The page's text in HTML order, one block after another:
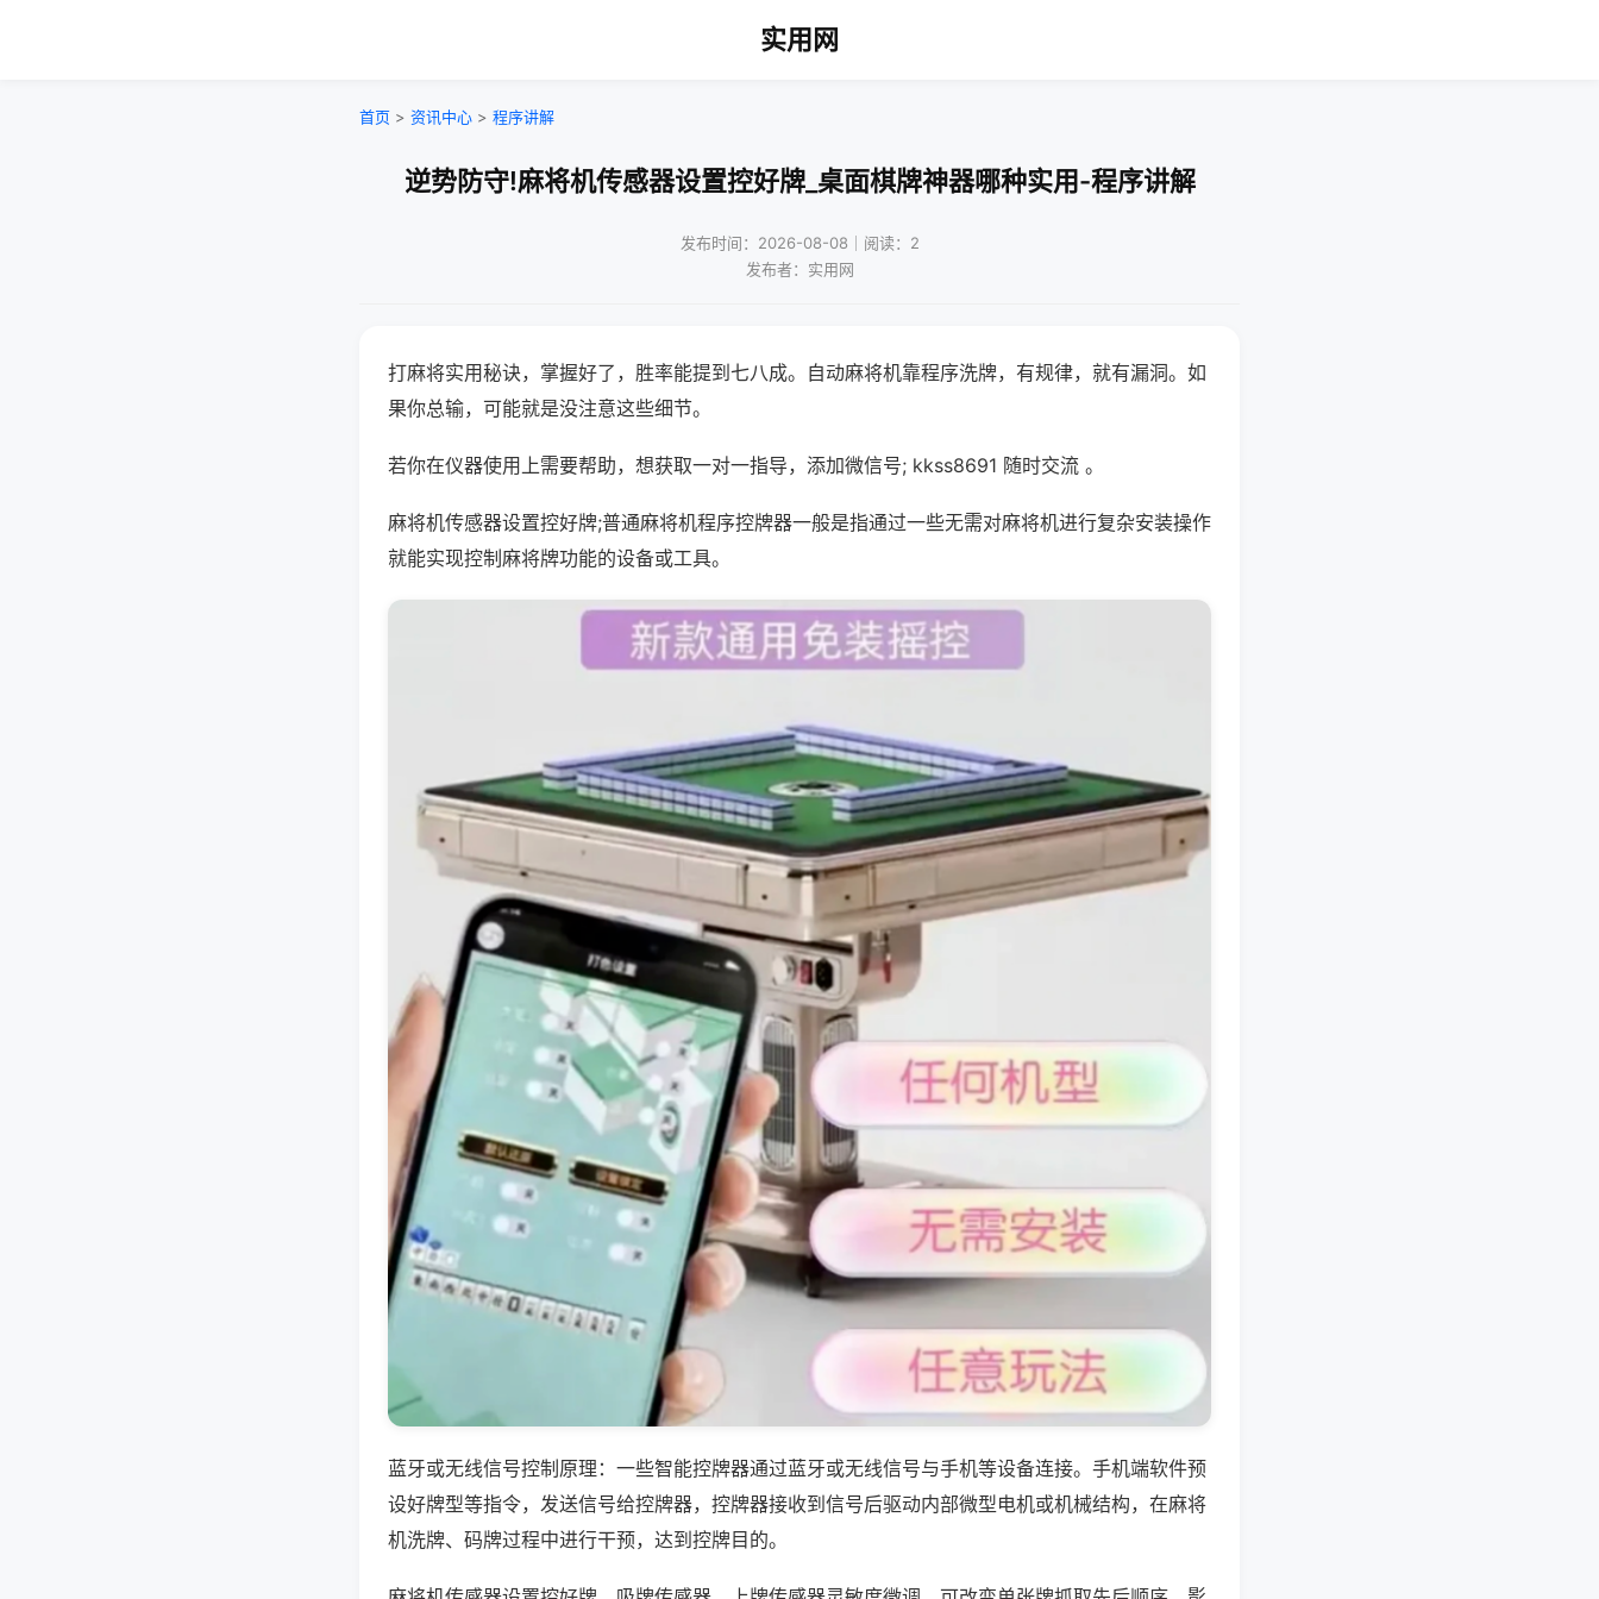
实用网
首页 > 资讯中心 > 程序讲解
逆势防守!麻将机传感器设置控好牌_桌面棋牌神器哪种实用-程序讲解
发布时间：2026-08-08｜阅读：2
发布者：实用网
打麻将实用秘诀，掌握好了，胜率能提到七八成。自动麻将机靠程序洗牌，有规律，就有漏洞。如
果你总输，可能就是没注意这些细节。
若你在仪器使用上需要帮助，想获取一对一指导，添加微信号; kkss8691 随时交流 。
麻将机传感器设置控好牌;普通麻将机程序控牌器一般是指通过一些无需对麻将机进行复杂安装操作
就能实现控制麻将牌功能的设备或工具。
蓝牙或无线信号控制原理：一些智能控牌器通过蓝牙或无线信号与手机等设备连接。手机端软件预
设好牌型等指令，发送信号给控牌器，控牌器接收到信号后驱动内部微型电机或机械结构，在麻将
机洗牌、码牌过程中进行干预，达到控牌目的。